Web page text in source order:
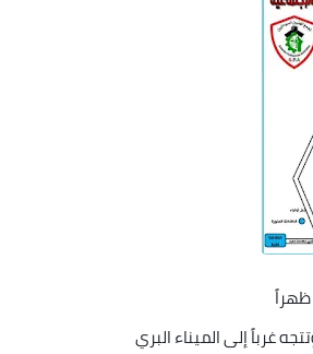
غرباً إلى الميناء البري